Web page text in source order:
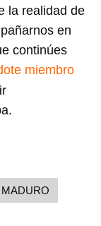
la realidad de
en
continúes
miembro
MADURO